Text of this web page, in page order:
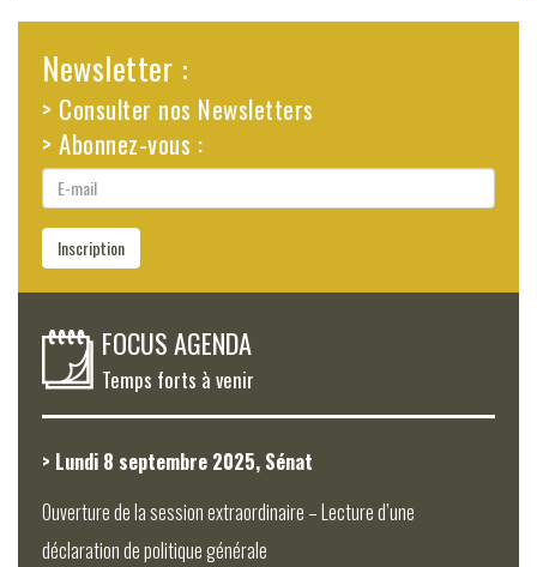
Newsletter :
> Consulter nos Newsletters
> Abonnez-vous :
E-
mail
Inscription
FOCUS AGENDA
Temps forts à venir
> Lundi 8 septembre 2025, Sénat
Ouverture de la session extraordinaire – Lecture d’une
déclaration de politique générale